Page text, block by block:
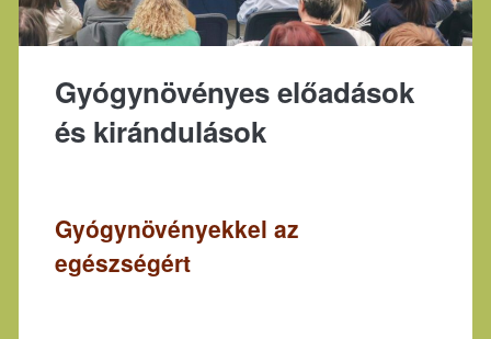
Gyógynövényes előadások
és kirándulások
Gyógynövényekkel az
egészségért